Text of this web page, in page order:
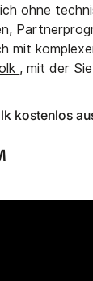
ohne
mit
, mit der
kostenlos